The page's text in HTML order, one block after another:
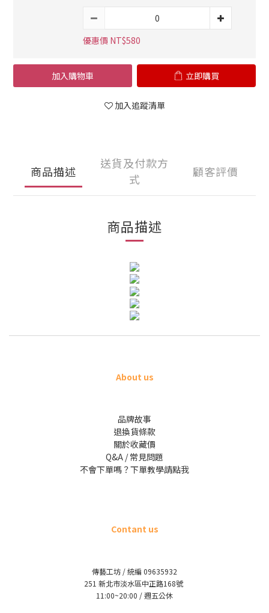
優惠價 NT$580
加入購物車 立即購買
加入追蹤清單
商品描述
送貨及付款方
式
顧客評價
商品描述
About us
品牌故事
退換貨條款
關於收藏價
Q&A / 常見問題
不會下單嗎？下單教學請點我
Contant us
傳藝工坊 / 統編 09635932
251 新北市淡水區中正路168號
11:00~20:00 / 週五公休